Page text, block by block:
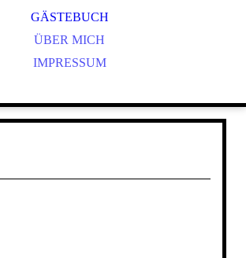
GÄSTEBUCH
ÜBER MICH
IMPRESSUM